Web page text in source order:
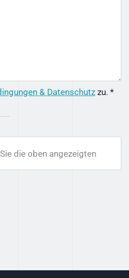
& Datenschutzzu. *
die oben angezeigten